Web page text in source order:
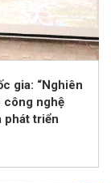
gia: “Nghiên
công nghệ
phát triển
Hồng”